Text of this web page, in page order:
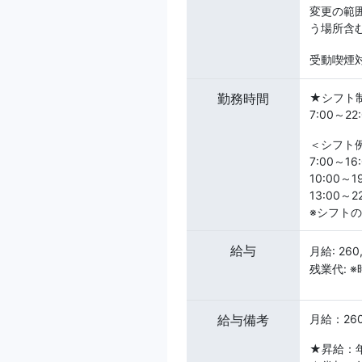
変更の範
う場所含
受動喫煙
勤務時間
★シフト
7:00～
＜シフト
7:00～
10:00～
13:00～
※シフト
給与
月給:
残業代: ※
給与備考 月給：
★昇給：